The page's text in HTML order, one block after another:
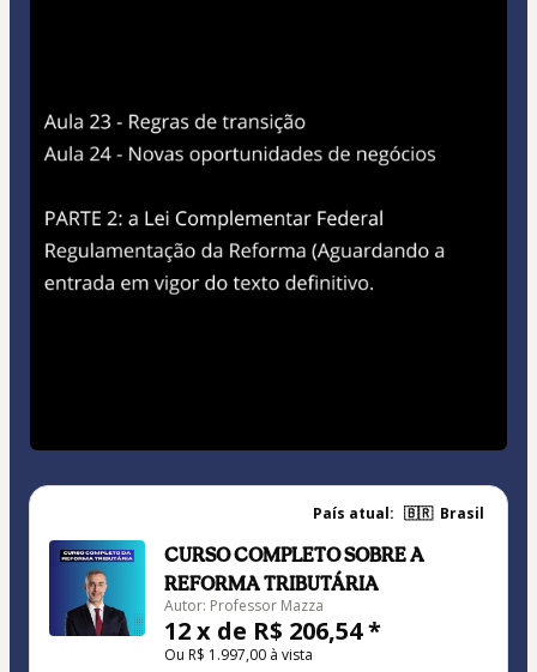
País atual: 🇧🇷 Brasil
CURSO COMPLETO SOBRE A
REFORMA TRIBUTÁRIA
Autor: Professor Mazza
12 x de R$ 206,54 *
Ou R$ 1.997,00 à vista